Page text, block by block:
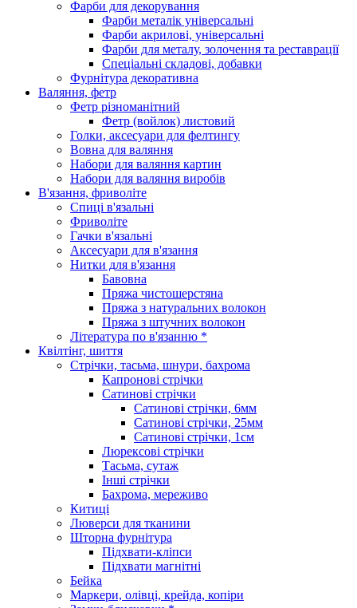
Фарби для декорування
Фарби металік універсальні
Фарби акрилові, універсальні
Фарби для металу, золочення та реставрації
Спеціальні складові, добавки
Фурнітура декоративна
Валяння, фетр
Фетр різноманітний
Фетр (войлок) листовий
Голки, аксесуари для фелтингу
Вовна для валяння
Набори для валяння картин
Набори для валяння виробів
В'язання, фриволіте
Спиці в'язальні
Фриволіте
Гачки в'язальні
Аксесуари для в'язання
Нитки для в'язання
Бавовна
Пряжа чистошерстяна
Пряжа з натуральних волокон
Пряжа з штучних волокон
Література по в'язанню *
Квілтінг, шиття
Стрічки, тасьма, шнури, бахрома
Капронові стрічки
Сатинові стрічки
Сатинові стрічки, 6мм
Сатинові стрічки, 25мм
Сатинові стрічки, 1см
Люрексові стрічки
Тасьма, сутаж
Інші стрічки
Бахрома, мереживо
Китиці
Люверси для тканини
Шторна фурнітура
Підхвати-кліпси
Підхвати магнітні
Бейка
Маркери, олівці, крейда, копіри